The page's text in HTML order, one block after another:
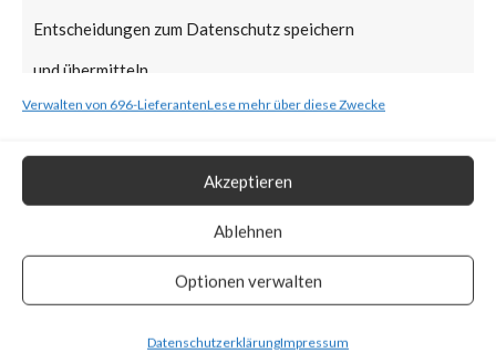
Entscheidungen zum Datenschutz speichern
und übermitteln.
Verwalten von 696-LieferantenLese mehr über diese Zwecke
Akzeptieren
Ablehnen
Optionen verwalten
DatenschutzerklärungImpressum
attack is believed to be
financially motivated, the
perpetrators may have deployed
(ransomware, wipers, etc.) or
engaged in other malicious
activities.
What FortiGuard Coverage is